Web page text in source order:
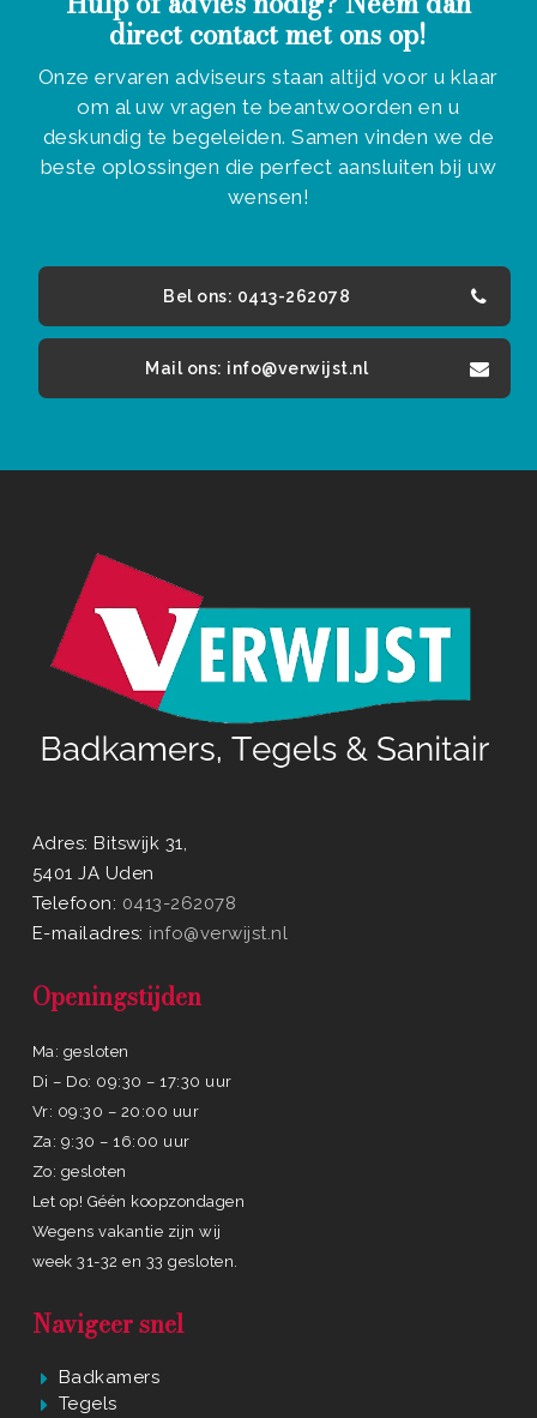
direct contact met ons op!
Onze ervaren adviseurs staan altijd voor u klaar
om al uw vragen te beantwoorden en u
deskundig te begeleiden. Samen vinden we de
beste oplossingen die perfect aansluiten bij uw
wensen!
Bel ons: 0413-262078
Mail ons: info@verwijst.nl
Adres: Bitswijk 31,
5401 JA Uden
Telefoon: 0413-262078
E-mailadres: info@verwijst.nl
Openingstijden
Ma: gesloten
Di – Do: 09:30 – 17:30 uur
Vr: 09:30 – 20:00 uur
Za: 9:30 – 16:00 uur
Zo: gesloten
Let op! Géén koopzondagen
Wegens vakantie zijn wij
week 31-32 en 33 gesloten.
Navigeer snel
Badkamers
Tegels